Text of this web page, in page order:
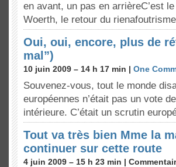
en avant, un pas en arrièreC’est
Woerth, le retour du rienafoutrisme
Oui, oui, encore, plus de
mal”)
10 juin 2009 – 14 h 17 min | One
Souvenez-vous, tout le monde
européennes n’était pas un vote
intérieure. C’était un scrutin
Tout va très bien Mme la
continuer sur cette route
4 juin 2009 – 15 h 23 min |